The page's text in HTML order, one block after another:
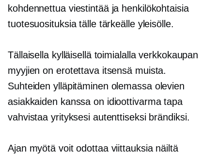
kohdennettua viestintää ja henkilökohtaisia ​​
tuotesuosituksia tälle tärkeälle yleisölle.
Tällaisella kylläisellä toimialalla verkkokaupan
myyjien on erotettava itsensä muista.
Suhteiden ylläpitäminen olemassa olevien
asiakkaiden kanssa on idioottivarma tapa
vahvistaa yrityksesi autenttiseksi brändiksi.
Ajan myötä voit odottaa viittauksia näiltä